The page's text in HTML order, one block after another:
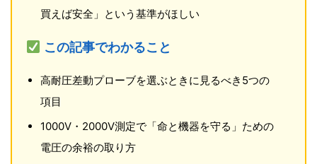
買えば安全」という基準がほしい
この記事でわかること
高耐圧差動プローブを選ぶときに見るべき5つの
項目
1000V・2000V測定で「命と機器を守る」ための
電圧の余裕の取り方